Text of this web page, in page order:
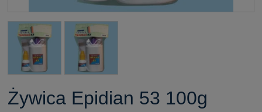
Żywica Epidian 53 100g